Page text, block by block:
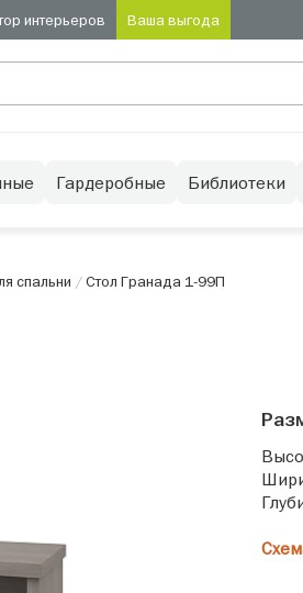
интерьеров Ваша выгода
Гардеробные Библиотеки
спальни /Стол Гранада 1-99П